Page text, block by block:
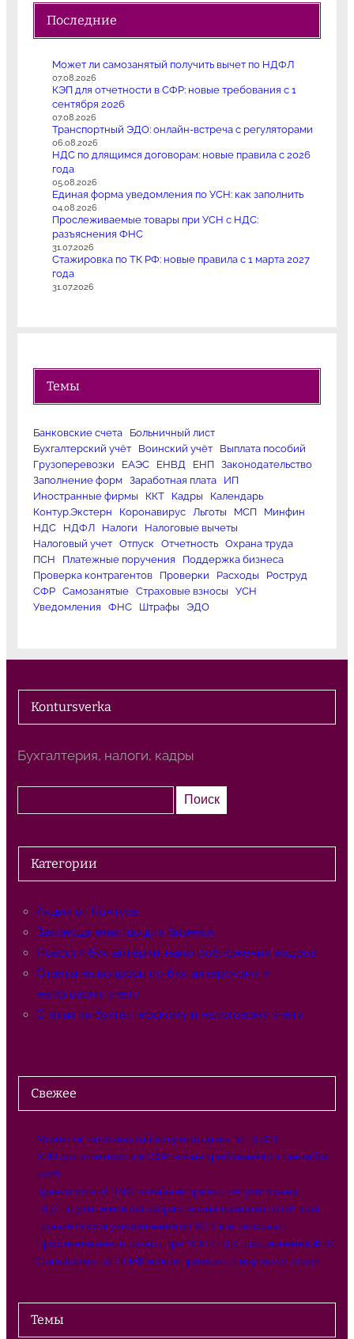
Последние
Может ли самозанятый получить вычет по НДФЛ
07.08.2026
КЭП для отчетности в СФР: новые требования с 1
сентября 2026
07.08.2026
Транспортный ЭДО: онлайн-встреча с регуляторами
06.08.2026
НДС по длящимся договорам: новые правила с 2026
года
05.08.2026
Единая форма уведомления по УСН: как заполнить
04.08.2026
Прослеживаемые товары при УСН с НДС:
разъяснения ФНС
31.07.2026
Стажировка по ТК РФ: новые правила с 1 марта 2027
года
31.07.2026
Темы
Банковские счета
Больничный лист
Бухгалтерский учёт
Воинский учёт
Выплата пособий
Грузоперевозки
ЕАЭС ЕНВД ЕНП
Законодательство
Заполнение форм
Заработная плата
ИП
Иностранные фирмы
ККТ Кадры
Календарь
Контур.Экстерн
Коронавирус Льготы МСП
Минфин
НДС
НДФЛ Налоги
Налоговые вычеты
Налоговый учет
Отпуск Отчетность
Охрана труда
ПСН
Платежные поручения
Поддержка бизнеса
Проверка контрагентов
Проверки Расходы
Роструд
СФР
Самозанятые Страховые взносы
УСН
Уведомления
ФНС Штрафы ЭДО
Kontursverka
Бухгалтерия, налоги, кадры
о
к
Поиск
Категории
Акции от Контура
Законодательство для бизнеса
Новости бухгалтерии, налогообложения, кадров
Ответы на вопросы по бухгалтерскому и
налоговому учёту
Статьи по бухгалтерскому и налоговому учёту
Свежее
Может ли самозанятый получить вычет по НДФЛ
КЭП для отчетности в СФР: новые требования с 1 сентября
2026
Транспортный ЭДО: онлайн-встреча с регуляторами
НДС по длящимся договорам: новые правила с 2026 года
Единая форма уведомления по УСН: как заполнить
Прослеживаемые товары при УСН с НДС: разъяснения ФНС
Стажировка по ТК РФ: новые правила с 1 марта 2027 года
Темы